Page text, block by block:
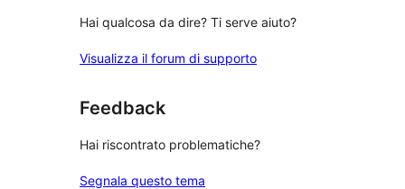
Hai qualcosa da dire? Ti serve aiuto?
Visualizza il forum di supporto
Feedback
Hai riscontrato problematiche?
Segnala questo tema